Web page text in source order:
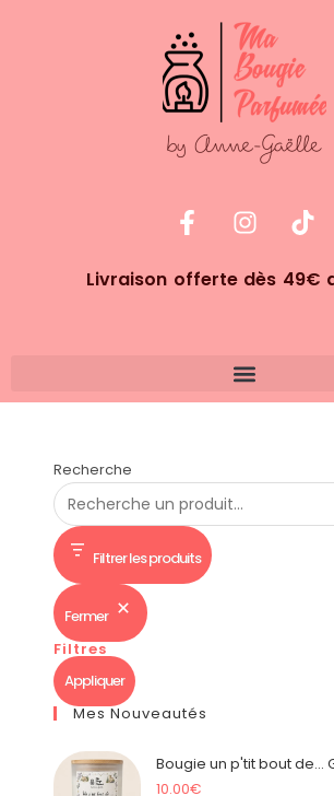
Livraison offerte dès 49€
Recherche
Filtrer les produits
Fermer
Filtres
Appliquer
Mes Nouveautés
Bougie un p'tit bout de...
10.00€